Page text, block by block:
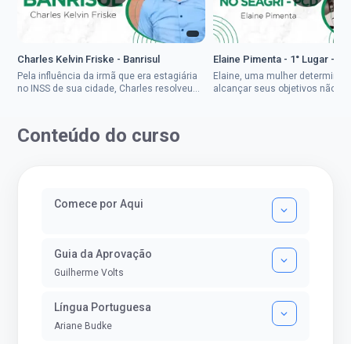
Charles Kelvin Friske - Banrisul
Pela influência da irmã que era estagiária
no INSS de sua cidade, Charles resolveu
Elaine Pimenta - 1° Lugar -
Elaine, uma mulher
alcançar seus objetivos não
Conteúdo do curso
Comece por Aqui
Guia da Aprovação
Guilherme Volts
Língua Portuguesa
Ariane Budke